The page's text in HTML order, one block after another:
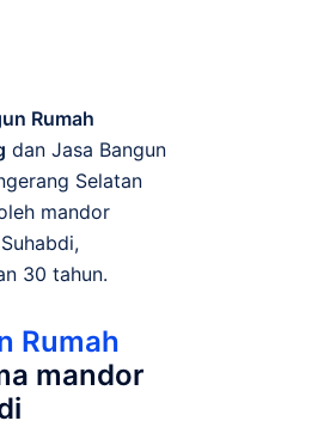
Rumah
dan Jasa Bangun
Selatan
mandor
30 tahun.
Rumah
mandor